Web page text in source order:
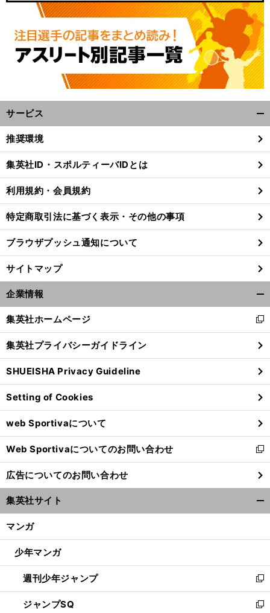
サービス
閉
る
推奨環境
集英社ID・スポルティーバIDとは
利用規約・会員規約
特定商取引法に基づく表示・その他の事項
ブラウザプッシュ通知について
サイトマップ
企業情報
閉
る
集英社ホームページ
新
し
い
ウ
ィ
ン
ド
ウ
で
開
く
集英社プライバシーガイドライン
SHUEISHA Privacy Guideline
Setting of Cookies
web Sportivaについて
Web Sportivaについてのお問い合わせ
新
し
い
ウ
ィ
ン
ウ
開
く
広告についてのお問い合わせ
集英社サイト
マンガ
少年マンガ
週刊少年ジャンプ
新
し
い
ジャンプSQ
新